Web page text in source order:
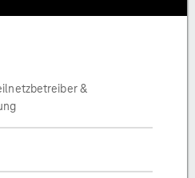
&